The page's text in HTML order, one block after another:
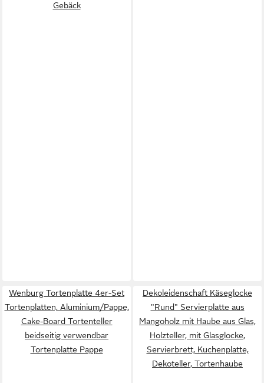
Gebäck
Wenburg Tortenplatte 4er-Set
Tortenplatten, Aluminium/Pappe,
Cake-Board Tortenteller
beidseitig verwendbar
Tortenplatte Pappe
Dekoleidenschaft Käseglocke
"Rund" Servierplatte aus
Mangoholz mit Haube aus Glas,
Holzteller, mit Glasglocke,
Servierbrett, Kuchenplatte,
Dekoteller, Tortenhaube